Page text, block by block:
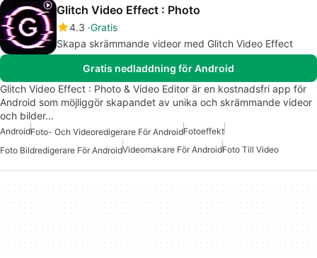
Glitch Video Effect : Photo
4.3 Gratis
Skapa skrämmande videor med Glitch Video Effect
Gratis nedladdning för Android
Glitch Video Effect : Photo & Video Editor är en kostnadsfri app för
Android som möjliggör skapandet av unika och skrämmande videor
och bilder…
AndroidFoto- Och Videoredigerare För AndroidFotoeffekt
Foto Bildredigerare För AndroidVideomakare För AndroidFoto Till Video